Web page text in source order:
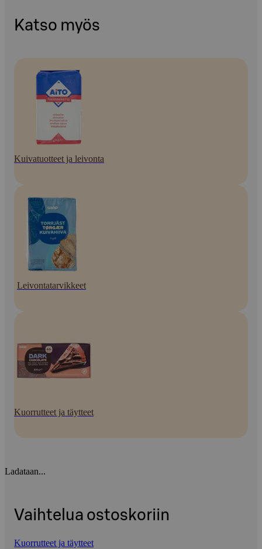
Katso myös
Kuivatuotteet ja leivonta
Leivontatarvikkeet
Kuorrutteet ja täytteet
Ladataan...
Vaihtelua ostoskoriin
Kuorrutteet ja täytteet